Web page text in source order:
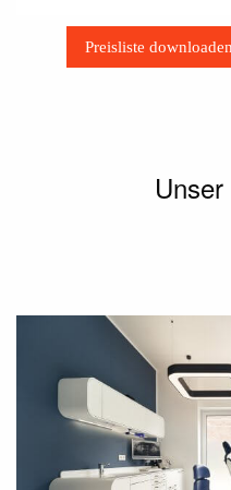
Preisliste downloaden